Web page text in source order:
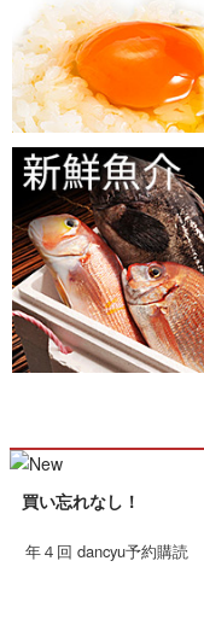
買い忘れなし！
年４回 dancyu予約購読